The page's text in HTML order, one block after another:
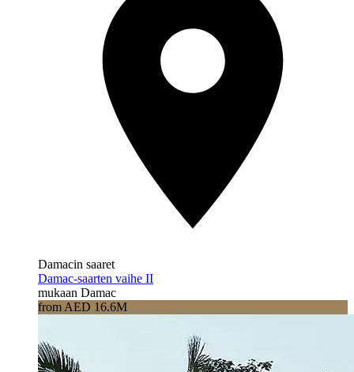
Damacin saaret
Damac-saarten vaihe II
mukaan Damac
from AED 16.6M